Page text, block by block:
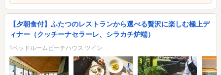
【夕朝食付】ふたつのレストランから選べる贅沢に楽しむ極上デ
ィナー（クッチーナセラーレ、シラカチ炉端）
1ベッドルームビーチハウス ツイン